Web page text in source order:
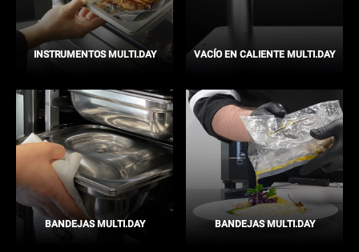
INSTRUMENTOS MULTI.DAY VACÍO EN CALIENTE MULTI.DAY
BANDEJAS MULTI.DAY BANDEJAS MULTI.DAY